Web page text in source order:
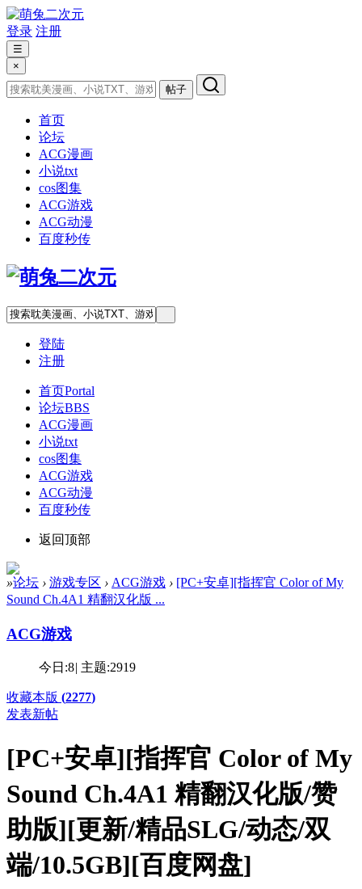
登录 注册
☰
×
帖子
首页
论坛
ACG漫画
小说txt
cos图集
ACG游戏
ACG动漫
百度秒传
登陆
注册
首页Portal
论坛BBS
ACG漫画
小说txt
cos图集
ACG游戏
ACG动漫
百度秒传
返回顶部
»论坛 › 游戏专区 › ACG游戏 › [PC+安卓][指挥官 Color of My
Sound Ch.4A1 精翻汉化版 ...
ACG游戏
今日:8| 主题:2919
收藏本版 (2277)
发表新帖
[PC+安卓][指挥官 Color of My
Sound Ch.4A1 精翻汉化版/赞
助版][更新/精品SLG/动态/双
端/10.5GB][百度网盘]